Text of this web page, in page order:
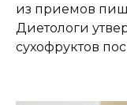
из приемов
Диетологи
сухофруктов